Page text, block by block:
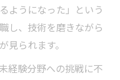
ようになった」という
し、技術を磨きながら
見られます。
経験分野への挑戦に不